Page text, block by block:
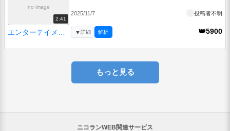
no image
2:41
2025/11/7 投稿者不明
👑5900
▼詳細 解析
もっと見る
ニコランWEB関連サービス